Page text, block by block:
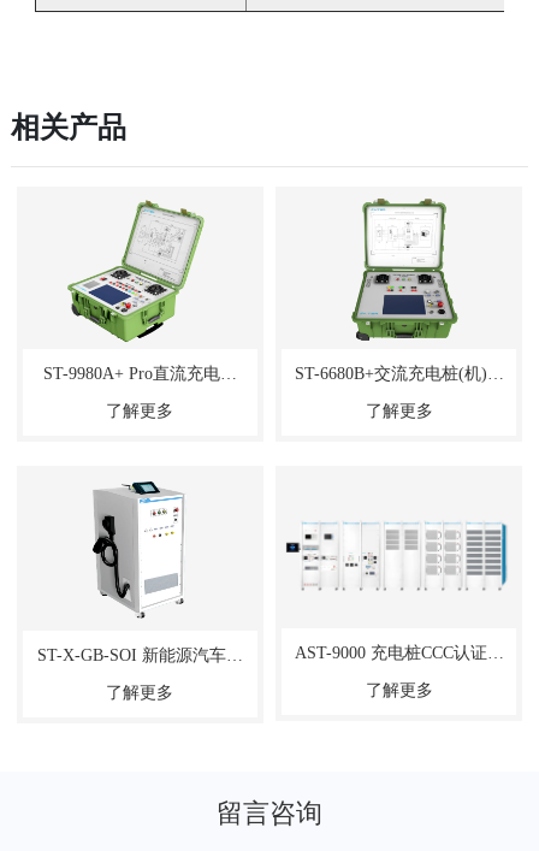
相关产品
ST-9980A+ Pro直流充电桩
(机)综合测试仪
了解更多
ST-6680B+交流充电桩(机)综
合测试仪
了解更多
ST-X-GB-SOI 新能源汽车运
行安全性能检验仪
了解更多
AST-9000 充电桩CCC认证强
标检测解决方案
了解更多
留言咨询